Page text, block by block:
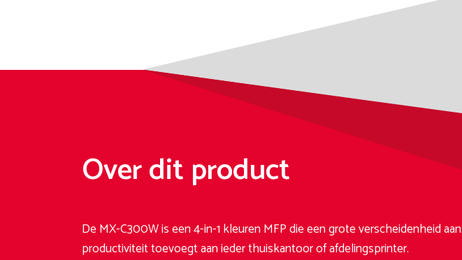
Over dit product
De MX-C300W is een 4-in-1 kleuren MFP die een grote verscheidenheid aan
productiviteit toevoegt aan ieder thuiskantoor of afdelingsprinter.